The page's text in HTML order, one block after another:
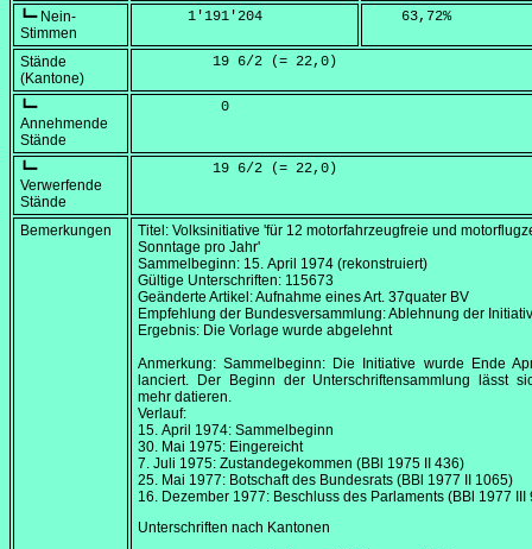
┗━ Nein-
Stimmen
      1'191'204
    63,72
%
Stände
(Kantone)
         19 6/2 (=
22,0 )
┗━
Annehmende
Stände
          0
┗━
Verwerfende
Stände
         19 6/2 (=
22,0 )
Bemerkungen
Titel: Volksinitiative 'für 12 motorfahrzeugfreie und
Sonntage pro Jahr'
Sammelbeginn: 15. April 1974 (rekonstruiert)
Gültige Unterschriften: 115673
Geänderte Artikel: Aufnahme eines Art. 37quater BV
Empfehlung der Bundesversammlung: Ablehnung der
Ergebnis: Die Vorlage wurde abgelehnt
Anmerkung: Sammelbeginn: Die Initiative wurde Ende
lanciert. Der Beginn der Unterschriftensammlung lässt
mehr datieren.
Verlauf:
15. April 1974: Sammelbeginn
30. Mai 1975: Eingereicht
7. Juli 1975: Zustandegekommen (BBl 1975 II 436)
25. Mai 1977: Botschaft des Bundesrats (BBl 1977 II 1065)
16. Dezember 1977: Beschluss des Parlaments (BBl 1977 III
Unterschriften nach Kantonen